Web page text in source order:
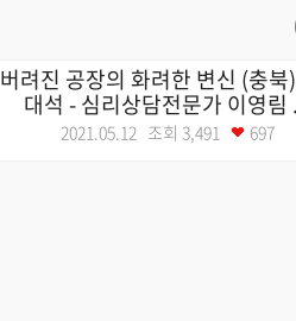
버려진 공장의 화려한 변신 (충
대석 - 심리상담전문가 이영림
2021.05.12 조회 3,491 697